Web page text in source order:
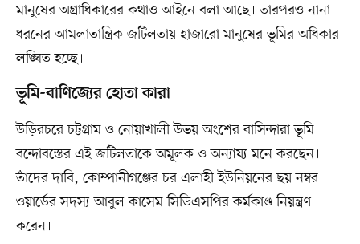
মানুষের অগ্রাধিকারের কথাও আইনে বলা আছে। তারপরও নানা
ধরনের আমলাতান্ত্রিক জটিলতায় হাজারো মানুষের ভূমির অধিকার
লঙ্ঘিত হচ্ছে।
ভূমি-বাণিজ্যের হোতা কারা
উড়িরচরে চট্টগ্রাম ও নোয়াখালী উভয় অংশের বাসিন্দারা ভূমি
বন্দোবস্তের এই জটিলতাকে অমূলক ও অন্যায্য মনে করছেন।
তাঁদের দাবি, কোম্পানীগঞ্জের চর এলাহী ইউনিয়নের ছয় নম্বর
ওয়ার্ডের সদস্য আবুল কাসেম সিডিএসপির কর্মকাণ্ড নিয়ন্ত্রণ
করেন।